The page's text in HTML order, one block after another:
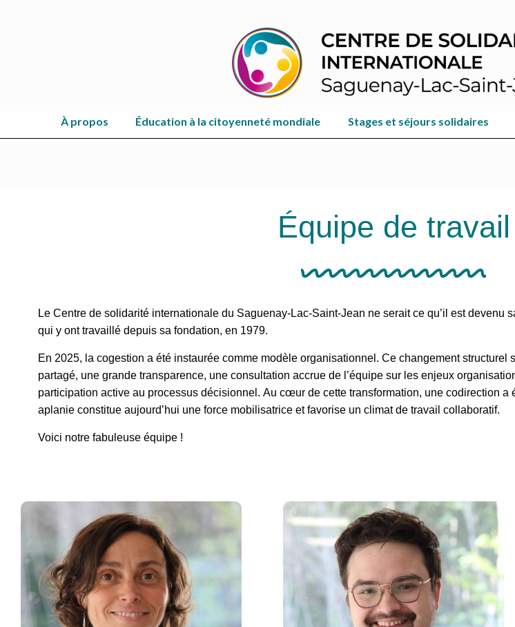
À propos Éducation à la citoyenneté mondiale Stages et séjours solidaires
Équipe de travail
Le Centre de solidarité internationale du Saguenay-Lac-Saint-Jean ne serait ce qu’il est devenu
qui y ont travaillé depuis sa fondation, en 1979.
En 2025, la cogestion a été instaurée comme modèle organisationnel. Ce changement structurel
partagé, une grande transparence, une consultation accrue de l’équipe sur les enjeux
participation active au processus décisionnel. Au cœur de cette transformation, une codirection a
aplanie constitue aujourd’hui une force mobilisatrice et favorise un climat de travail collaboratif.
Voici notre fabuleuse équipe !